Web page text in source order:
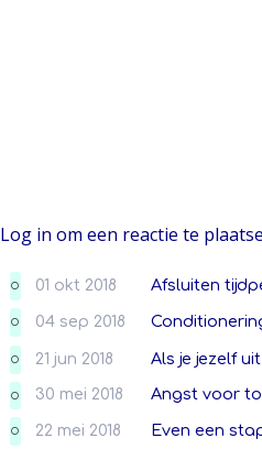
Log in om een reactie te
O 01 okt 2018 Afsluiten
O 04 sep 2018
O 21 jun 2018 Als je jezelf
O 30 mei 2018 Angst voor
O 22 mei 2018 Even een